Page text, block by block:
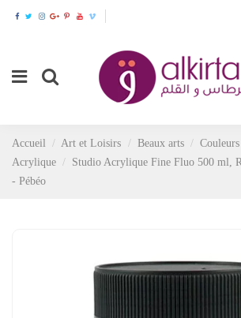
Accueil Art et Loisirs Beaux arts Couleurs
Acrylique
Studio Acrylique Fine Fluo 500 ml,
- Pébéo